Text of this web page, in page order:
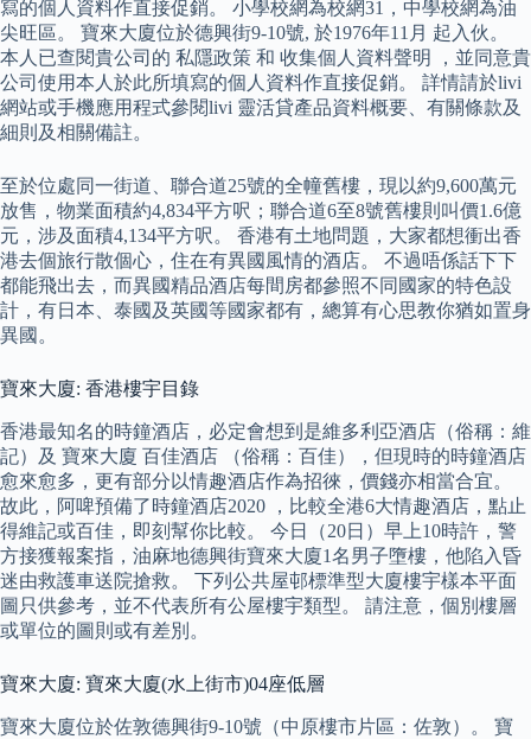
寫的個人資料作直接促銷。 小學校網為校網31，中學校網為油
尖旺區。 寶來大廈位於德興街9-10號, 於1976年11月 起入伙。
本人已查閱貴公司的 私隱政策 和 收集個人資料聲明 ，並同意貴
公司使用本人於此所填寫的個人資料作直接促銷。 詳情請於livi
網站或手機應用程式參閱livi 靈活貸產品資料概要、有關條款及
細則及相關備註。
至於位處同一街道、聯合道25號的全幢舊樓，現以約9,600萬元
放售，物業面積約4,834平方呎；聯合道6至8號舊樓則叫價1.6億
元，涉及面積4,134平方呎。 香港有土地問題，大家都想衝出香
港去個旅行散個心，住在有異國風情的酒店。 不過唔係話下下
都能飛出去，而異國精品酒店每間房都參照不同國家的特色設
計，有日本、泰國及英國等國家都有，總算有心思教你猶如置身
異國。
寶來大廈: 香港樓宇目錄
香港最知名的時鐘酒店，必定會想到是維多利亞酒店（俗稱：維
記）及 寶來大廈 百佳酒店 （俗稱：百佳），但現時的時鐘酒店
愈來愈多，更有部分以情趣酒店作為招徠，價錢亦相當合宜。
故此，阿啤預備了時鐘酒店2020 ，比較全港6大情趣酒店，點止
得維記或百佳，即刻幫你比較。 今日（20日）早上10時許，警
方接獲報案指，油麻地德興街寶來大廈1名男子墮樓，他陷入昏
迷由救護車送院搶救。 下列公共屋邨標準型大廈樓宇樣本平面
圖只供參考，並不代表所有公屋樓宇類型。 請注意，個別樓層
或單位的圖則或有差別。
寶來大廈: 寶來大廈(水上街市)04座低層
寶來大廈位於佐敦德興街9-10號（中原樓市片區：佐敦）。 寶